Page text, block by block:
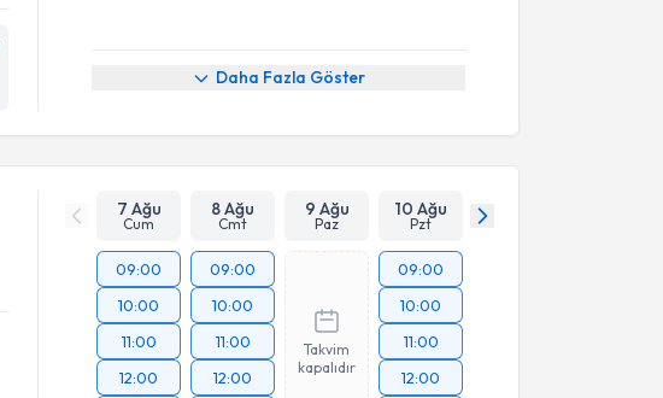
Daha Fazla Göster
7 Ağu
Cum
8 Ağu
Cmt
9 Ağu
Paz
10 Ağu
Pzt
09:00
10:00
11:00
12:00
09:00
10:00
11:00
12:00
Takvim
kapalıdır
09:00
10:00
11:00
12:00